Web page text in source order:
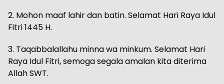
2. Mohon maaf lahir dan batin. Selamat Hari Raya Idul
Fitri 1445 H.
3. Taqabbalallahu minna wa minkum. Selamat Hari
Raya Idul Fitri, semoga segala amalan kita diterima
Allah SWT.